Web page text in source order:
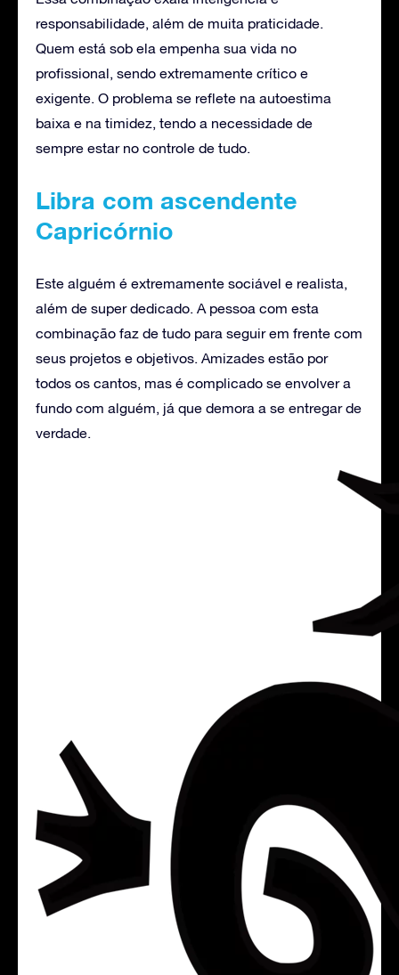
responsabilidade, além de muita praticidade.
Quem está sob ela empenha sua vida no
profissional, sendo extremamente crítico e
exigente. O problema se reflete na autoestima
baixa e na timidez, tendo a necessidade de
sempre estar no controle de tudo.
Libra com ascendente
Capricórnio
Este alguém é extremamente sociável e realista,
além de super dedicado. A pessoa com esta
combinação faz de tudo para seguir em frente com
seus projetos e objetivos. Amizades estão por
todos os cantos, mas é complicado se envolver a
fundo com alguém, já que demora a se entregar de
verdade.